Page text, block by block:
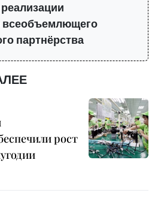
всеобъемлющего
партнёрства
рост